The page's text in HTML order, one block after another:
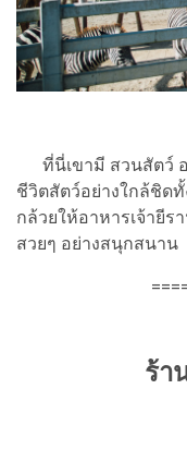
ที่นี่เขามี สวนสัตว์ อ
ชีวิตสัตว์อย่างใกล้ชิดทั้
กล้วยให้อาหารเจ้ายี
สวยๆ อย่างสนุกสนาน
ร้า